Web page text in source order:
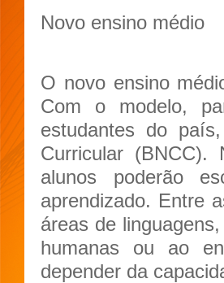
Novo ensino médio
O novo ensino
Com o modelo,
estudantes do
Curricular
alunos poderão
aprendizado. Entre
áreas de
humanas ou ao
depender da